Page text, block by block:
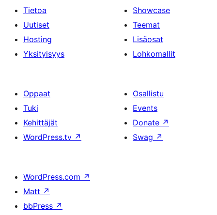
Tietoa
Uutiset
Hosting
Yksityisyys
Showcase
Teemat
Lisäosat
Lohkomallit
Oppaat
Tuki
Kehittäjät
WordPress.tv ↗
Osallistu
Events
Donate ↗
Swag ↗
WordPress.com ↗
Matt ↗
bbPress ↗